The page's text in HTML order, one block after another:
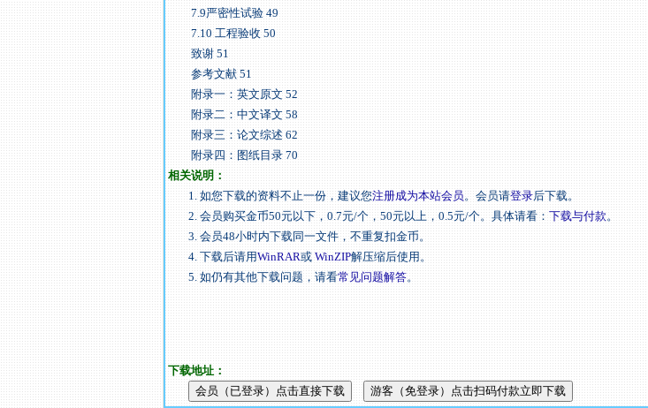
7.9严密性试验 49
7.10 工程验收 50
致谢 51
参考文献 51
附录一：英文原文 52
附录二：中文译文 58
附录三：论文综述 62
附录四：图纸目录 70
相关说明：
1. 如您下载的资料不止一份，建议您注册成为本站会员。会员请登录后下载。
2. 会员购买金币50元以下，0.7元/个，50元以上，0.5元/个。具体请看：下载与付款。
3. 会员48小时内下载同一文件，不重复扣金币。
4. 下载后请用WinRAR或WinZIP解压缩后使用。
5. 如仍有其他下载问题，请看常见问题解答。
下载地址：